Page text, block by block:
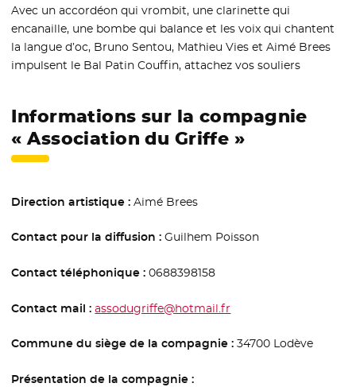
Avec un accordéon qui vrombit, une clarinette qui
encanaille, une bombe qui balance et les voix qui chantent
la langue d’oc, Bruno Sentou, Mathieu Vies et Aimé Brees
impulsent le Bal Patin Couffin, attachez vos souliers
Informations sur la compagnie
« Association du Griffe »
Direction artistique :Aimé Brees
Contact pour la diffusion :Guilhem Poisson
Contact téléphonique :0688398158
Contact mail :assodugriffe@hotmail.fr
Commune du siège de la compagnie :34700 Lodève
Présentation de la compagnie :